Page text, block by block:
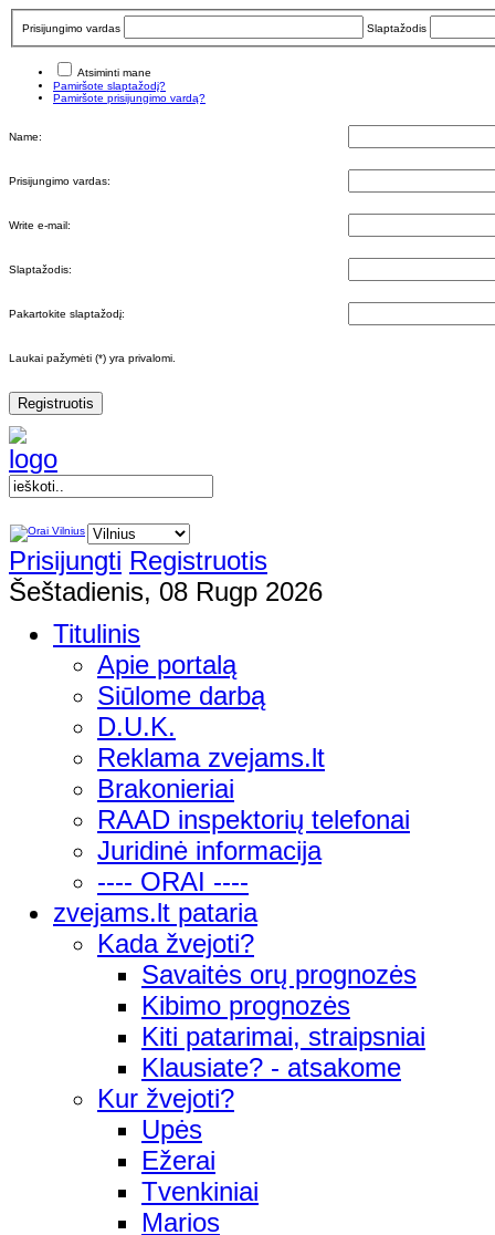
Prisijungimo vardas Slaptažodis
Atsiminti mane
Pamiršote slaptažodį?
Pamiršote prisijungimo vardą?
Name:
Prisijungimo vardas:
Write e-mail:
Slaptažodis:
Pakartokite slaptažodį:
Laukai pažymėti (*) yra privalomi.
Registruotis
Prisijungti Registruotis
Šeštadienis, 08 Rugp 2026
Titulinis
Apie portalą
Siūlome darbą
D.U.K.
Reklama zvejams.lt
Brakonieriai
RAAD inspektorių telefonai
Juridinė informacija
---- ORAI ----
zvejams.lt pataria
Kada žvejoti?
Savaitės orų prognozės
Kibimo prognozės
Kiti patarimai, straipsniai
Klausiate? - atsakome
Kur žvejoti?
Upės
Ežerai
Tvenkiniai
Marios